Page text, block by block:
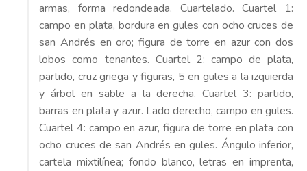
armas, forma redondeada. Cuartelado. Cuartel 1:
campo en plata, bordura en gules con ocho cruces de
san Andrés en oro; figura de torre en azur con dos
lobos como tenantes. Cuartel 2: campo de plata,
partido, cruz griega y figuras, 5 en gules a la izquierda
y árbol en sable a la derecha. Cuartel 3: partido,
barras en plata y azur. Lado derecho, campo en gules.
Cuartel 4: campo en azur, figura de torre en plata con
ocho cruces de san Andrés en gules. Ángulo inferior,
cartela mixtilínea; fondo blanco, letras en imprenta,